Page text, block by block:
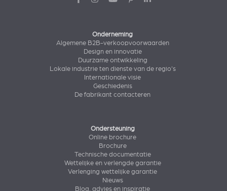
Onderneming
Algemene B2B-verkoopvoorwaarden
Design en innovatie
Duurzame ontwikkeling
Lokale industrie ten dienste van de regio's
Internationale visie
Geschiedenis
De fabrikant contacteren
Ondersteuning
Online brochure
Brochure
Technische documentatie
Wettelijke en verlengde garantie
Verlenging wettelijke garantie
Nieuws
Blog, advies en inspiratie